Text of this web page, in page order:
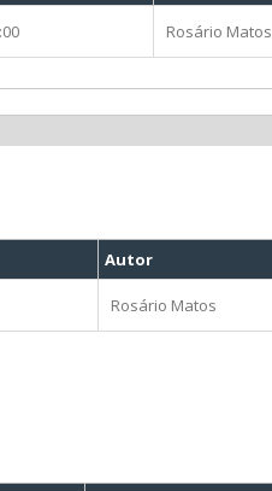
Rosário Matos
Autor
Rosário Matos